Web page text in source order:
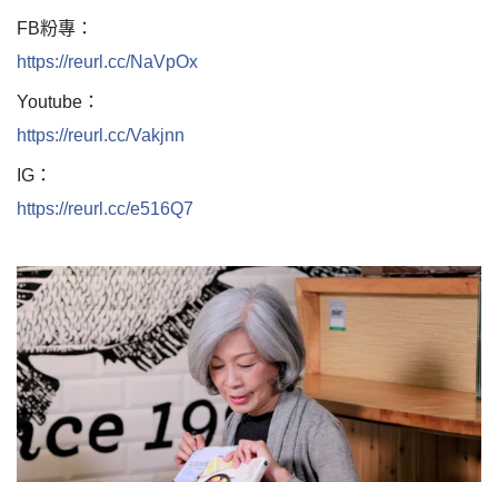
FB粉專：
https://reurl.cc/NaVpOx
Youtube：
https://reurl.cc/Vakjnn
IG：
https://reurl.cc/e516Q7